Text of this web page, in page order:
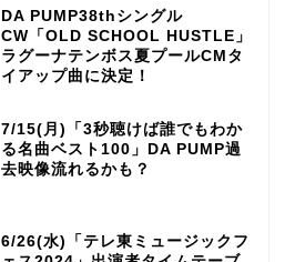
DA PUMP38thシングル
CW「OLD SCHOOL HUSTLE」
ラグーナテンボス夏プールCMタ
イアップ曲に決定！
7/15(月)「3秒聴けば誰でもわか
る名曲ベスト100」DA PUMP過
去映像流れるかも？
6/26(水)「テレ東ミュージックフ